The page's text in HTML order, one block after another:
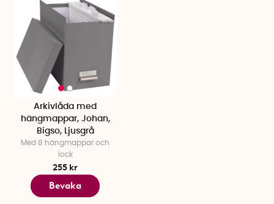
Arkivlåda med
hängmappar, Johan,
Bigso, Ljusgrå
Med 8 hängmappar och
lock
255 kr
Bevaka